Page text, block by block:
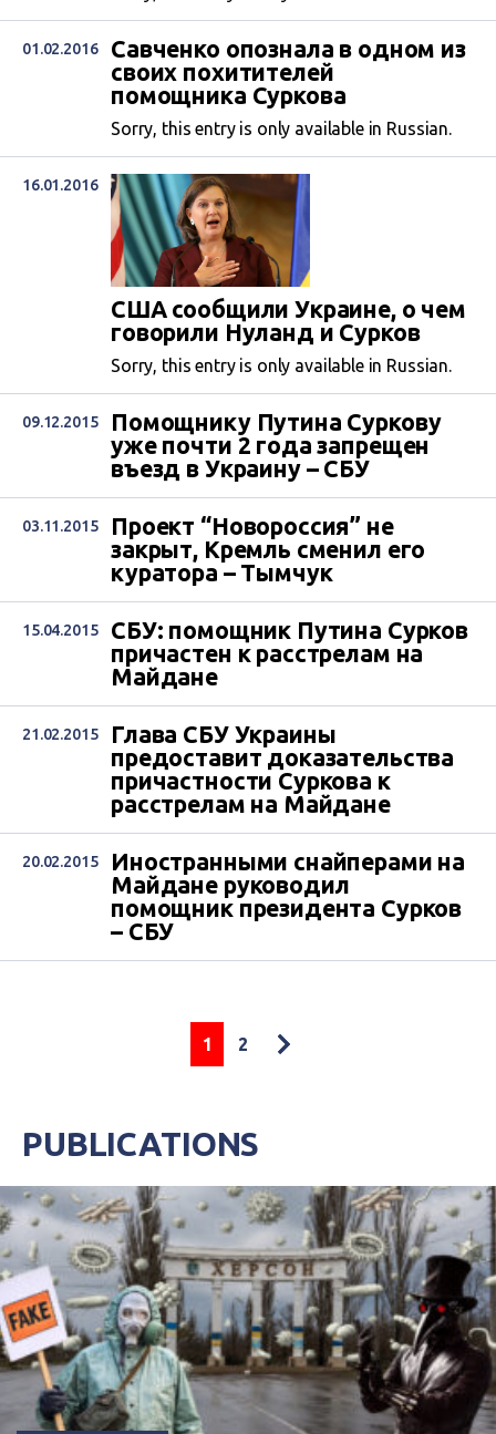
01.02.2016
Савченко опознала в одном из
своих похитителей
помощника Суркова
Sorry, this entry is only available in Russian.
16.01.2016
США сообщили Украине, о чем
говорили Нуланд и Сурков
Sorry, this entry is only available in Russian.
09.12.2015
Помощнику Путина Суркову
уже почти 2 года запрещен
въезд в Украину – СБУ
03.11.2015
Проект “Новороссия” не
закрыт, Кремль сменил его
куратора – Тымчук
15.04.2015
СБУ: помощник Путина Сурков
причастен к расстрелам на
Майдане
21.02.2015
Глава СБУ Украины
предоставит доказательства
причастности Суркова к
расстрелам на Майдане
20.02.2015
Иностранными снайперами на
Майдане руководил
помощник президента Сурков
– СБУ
1 2
PUBLICATIONS